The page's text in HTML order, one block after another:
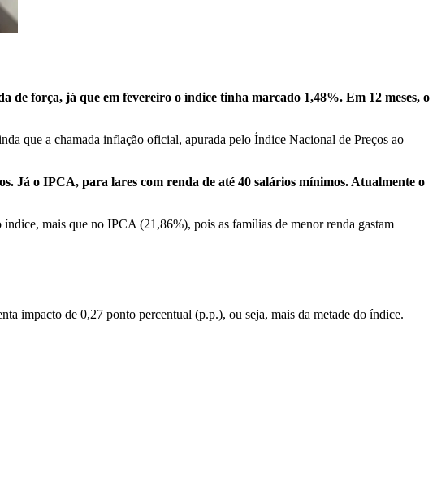
força, já que em fevereiro o índice tinha marcado 1,48%. Em 12 meses, o
que a chamada inflação oficial, apurada pelo Índice Nacional de Preços ao
Já o IPCA, para lares com renda de até 40 salários mínimos. Atualmente o
mais que no IPCA (21,86%), pois as famílias de menor renda gastam
impacto de 0,27 ponto percentual (p.p.), ou seja, mais da metade do índice.